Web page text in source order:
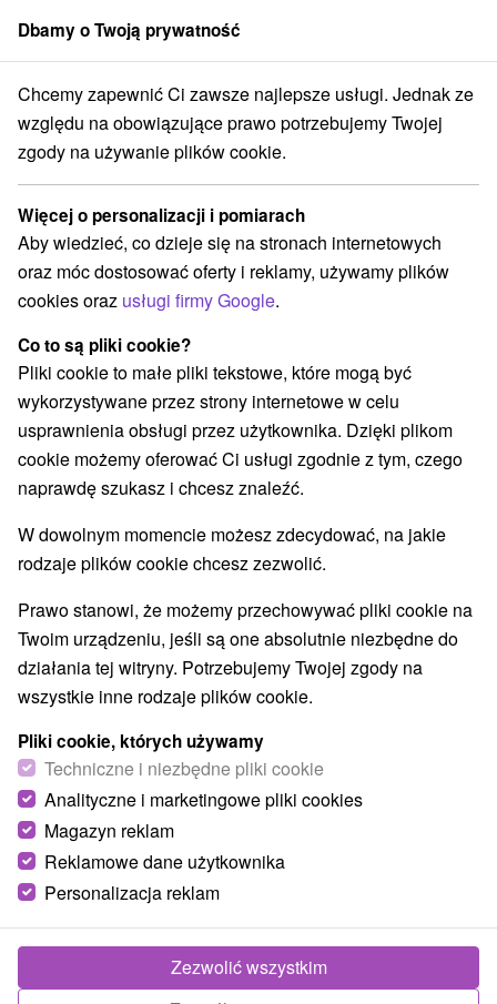
członek grupySorger
Atrakcje na Słowacji Atrakcje dla dzieci Wysokie Tatry
Atrakcje dla dzieci Wysokie Tatry
Kategorie
Wszystkie kategorie
Ośrodki i miasteczka dziecięce(5)
Túry a turistické chodníky (36)
Amfiteatry i kina w przyrodzie
Źródła(2) Parki miejskie i zamkowe(1)
Ośrodek narciarski(10) Obiekty architektoniczne
Zamki(1) Chaty górskie(12) Skanseny(2)
Jazda konna(3) Sporty(4) Zamki, pałace, ruiny (2)
Wieże obserwacyjne i chodniki(2)
Areny laserowe i paintball
Jeziora, jeziora, zbiorniki wodne (26)
Aquaparki, baseny(3) Kościoły drewniane
Tarcze (43) Escaperoom(1) Ogrody botaniczne (1)
Muzea i galerie(10) Atrakcje turystyczne (12)
Atrakcje z adrenaliną (8) Kolejki linowe(2)
Tory bobslejowe(1) Jaskinie (2)
Wsie i miasta
Poprad(5) Vysoké Tatry(4) Pokaż wszystko
Dbamy o Twoją prywatność
Chcemy zapewnić Ci zawsze najlepsze usługi. Jednak ze
względu na obowiązujące prawo potrzebujemy Twojej
zgody na używanie plików cookie.
Więcej o personalizacji i pomiarach
Aby wiedzieć, co dzieje się na stronach internetowych
oraz móc dostosować oferty i reklamy, używamy plików
cookies oraz usługi firmy Google.
Co to są pliki cookie?
Pliki cookie to małe pliki tekstowe, które mogą być
wykorzystywane przez strony internetowe w celu
usprawnienia obsługi przez użytkownika. Dzięki plikom
cookie możemy oferować Ci usługi zgodnie z tym, czego
naprawdę szukasz i chcesz znaleźć.
W dowolnym momencie możesz zdecydować, na jakie
rodzaje plików cookie chcesz zezwolić.
Prawo stanowi, że możemy przechowywać pliki cookie na
Twoim urządzeniu, jeśli są one absolutnie niezbędne do
działania tej witryny. Potrzebujemy Twojej zgody na
wszystkie inne rodzaje plików cookie.
Pliki cookie, których używamy
Techniczne i niezbędne pliki cookie
Analityczne i marketingowe pliki cookies
Magazyn reklam
Reklamowe dane użytkownika
Personalizacja reklam
Zezwolić wszystkim